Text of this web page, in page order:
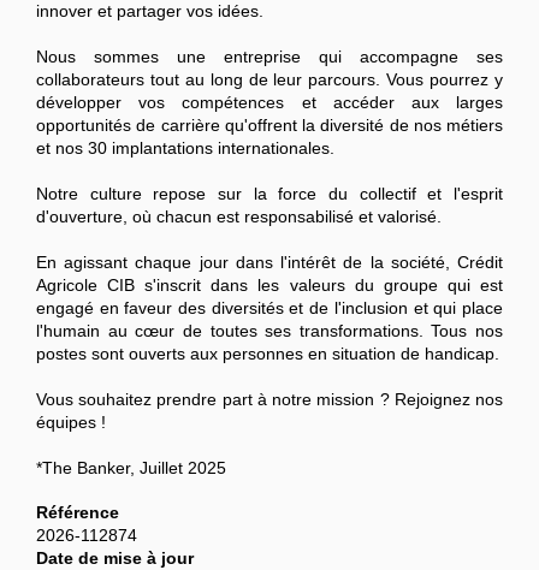
innover et partager vos idées.
Nous sommes une entreprise qui accompagne ses
collaborateurs tout au long de leur parcours. Vous pourrez y
développer vos compétences et accéder aux larges
opportunités de carrière qu'offrent la diversité de nos métiers
et nos 30 implantations internationales.
Notre culture repose sur la force du collectif et l'esprit
d'ouverture, où chacun est responsabilisé et valorisé.
En agissant chaque jour dans l'intérêt de la société, Crédit
Agricole CIB s'inscrit dans les valeurs du groupe qui est
engagé en faveur des diversités et de l'inclusion et qui place
l'humain au cœur de toutes ses transformations. Tous nos
postes sont ouverts aux personnes en situation de handicap.
Vous souhaitez prendre part à notre mission ? Rejoignez nos
équipes !
*The Banker, Juillet 2025
Référence
2026-112874
Date de mise à jour